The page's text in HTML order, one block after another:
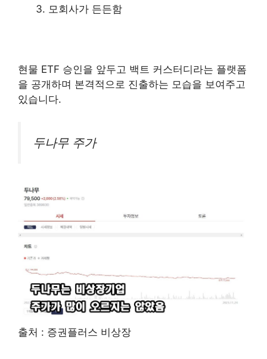
모회사가 든든함
현물 ETF 승인을 앞두고 백트 커스터디라는 플랫폼
을 공개하며 본격적으로 진출하는 모습을 보여주고
있습니다.
두나무 주가
출처 : 증권플러스 비상장